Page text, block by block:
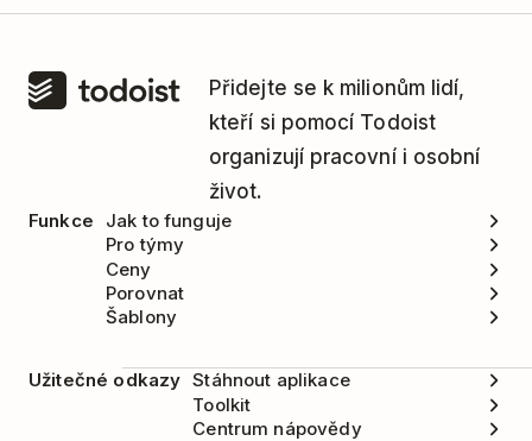
Přidejte se k milionům lidí,
kteří si pomocí Todoist
organizují pracovní i osobní
život.
Funkce
Jak to funguje
Pro týmy
Ceny
Porovnat
Šablony
Užitečné odkazy Stáhnout aplikace
Toolkit
Centrum nápovědy